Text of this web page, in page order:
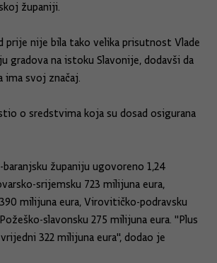
županiji.
prije nije bila tako velika prisutnost Vlade
gradova na istoku Slavonije, dodavši da
ima svoj značaj.
o sredstvima koja su dosad osigurana
županiju ugovoreno 1,24
srijemsku 723 milijuna eura,
milijuna eura, Virovitičko-podravsku
slavonsku 275 milijuna eura. "Plus
322 milijuna eura", dodao je